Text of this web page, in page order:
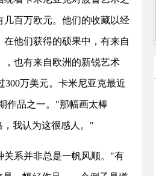
百万欧元。他们的收藏以经
他们获得的硕果中，有来自
，也有来自欧洲的新锐艺术
300万美元。卡米尼亚克最近
作品之一。"那幅画太棒
我认为这很感人。"
关系并非总是一帆风顺。"有